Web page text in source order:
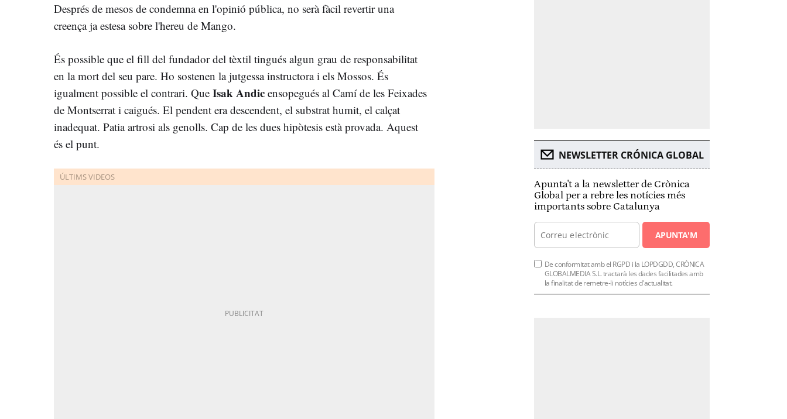
Després de mesos de condemna en l'opinió pública, no serà fàcil revertir una
creença ja estesa sobre l'hereu de Mango.
És possible que el fill del fundador del tèxtil tingués algun grau de responsabilitat
en la mort del seu pare. Ho sostenen la jutgessa instructora i els Mossos. És
igualment possible el contrari. Que Isak Andic ensopegués al Camí de les Feixades
de Montserrat i caigués. El pendent era descendent, el substrat humit, el calçat
inadequat. Patia artrosi als genolls. Cap de les dues hipòtesis està provada. Aquest
és el punt.
NEWSLETTER CRÓNICA GLOBAL
Apunta't a la newsletter de Crònica
Global per a rebre les notícies més
importants sobre Catalunya
APUNTA'M
De conformitat amb el RGPD i la LOPDGDD, CRÒNICA
GLOBALMEDIA S.L. tractarà les dades facilitades amb
la finalitat de remetre-li notícies d'actualitat.